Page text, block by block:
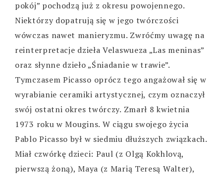
pokój” pochodzą już z okresu powojennego.
Niektórzy dopatrują się w jego twórczości
wówczas nawet manieryzmu. Zwróćmy uwagę na
reinterpretacje dzieła Velaswueza „Las meninas”
oraz słynne dzieło „Śniadanie w trawie”.
Tymczasem Picasso oprócz tego angażował się w
wyrabianie ceramiki artystycznej, czym oznaczył
swój ostatni okres twórczy. Zmarł 8 kwietnia
1973 roku w Mougins. W ciągu swojego życia
Pablo Picasso był w siedmiu dłuższych związkach.
Miał czwórkę dzieci: Paul (z Olgą Kokhlovą,
pierwszą żoną), Maya (z Marią Teresą Walter),